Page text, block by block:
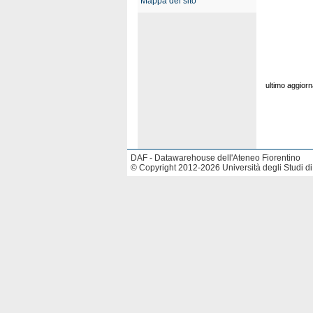
ultimo
DAF - Datawarehouse dell'Ateneo Fiorentino
© Copyright 2012-2026 Università degli Studi